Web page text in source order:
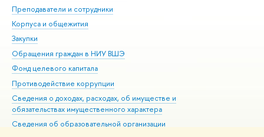
Преподаватели и сотрудники
Корпуса и общежития
Закупки
Обращения граждан в НИУ ВШЭ
Фонд целевого капитала
Противодействие коррупции
Сведения о доходах, расходах, об имуществе и
обязательствах имущественного характера
Сведения об образовательной организации